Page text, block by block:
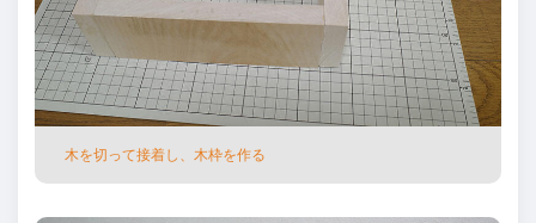
⽊を切って接着し、⽊枠を作る